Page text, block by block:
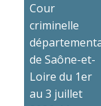
Cour
criminelle
de Saône-et-
Loire du 1er
au 3 juillet